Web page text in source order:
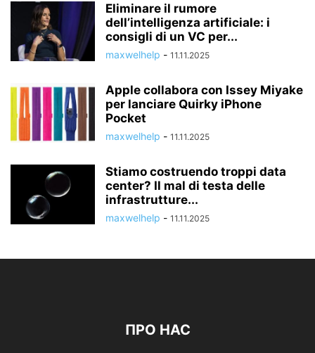
Eliminare il rumore
dell’intelligenza artificiale: i
consigli di un VC per...
maxwelhelp - 11.11.2025
Apple collabora con Issey Miyake
per lanciare Quirky iPhone
Pocket
maxwelhelp - 11.11.2025
Stiamo costruendo troppi data
center? Il mal di testa delle
infrastrutture...
maxwelhelp - 11.11.2025
ПРО НАС